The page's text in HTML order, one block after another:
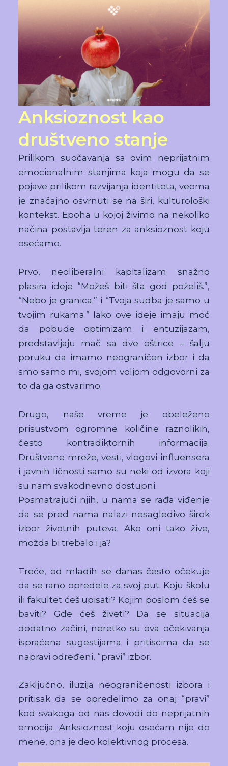
Anksioznost kao
društveno stanje
Prilikom suočavanja sa ovim neprijatnim
emocionalnim stanjima koja mogu da se
pojave prilikom razvijanja identiteta, veoma
je značajno osvrnuti se na širi, kulturološki
kontekst. Epoha u kojoj živimo na nekoliko
načina postavlja teren za anksioznost koju
osećamo.
Prvo, neoliberalni kapitalizam snažno
plasira ideje “Možeš biti šta god poželiš.”,
“Nebo je granica.” i “Tvoja sudba je samo u
tvojim rukama.” Iako ove ideje imaju moć
da pobude optimizam i entuzijazam,
predstavljaju mač sa dve oštrice – šalju
poruku da imamo neograničen izbor i da
smo samo mi, svojom voljom odgovorni za
to da ga ostvarimo.
Drugo, naše vreme je obeleženo
prisustvom ogromne količine raznolikih,
često kontradiktornih informacija.
Društvene mreže, vesti, vlogovi influensera
i javnih ličnosti samo su neki od izvora koji
su nam svakodnevno dostupni.
Posmatrajući njih, u nama se rađa viđenje
da se pred nama nalazi nesagledivo širok
izbor životnih puteva. Ako oni tako žive,
možda bi trebalo i ja?
Treće, od mladih se danas često očekuje
da se rano opredele za svoj put. Koju školu
ili fakultet ćeš upisati? Kojim poslom ćeš se
baviti? Gde ćeš živeti? Da se situacija
dodatno začini, neretko su ova očekivanja
ispraćena sugestijama i pritiscima da se
napravi određeni, “pravi” izbor.
Zaključno, iluzija neograničenosti izbora i
pritisak da se opredelimo za onaj “pravi”
kod svakoga od nas dovodi do neprijatnih
emocija. Anksioznost koju osećam nije do
mene, ona je deo kolektivnog procesa.